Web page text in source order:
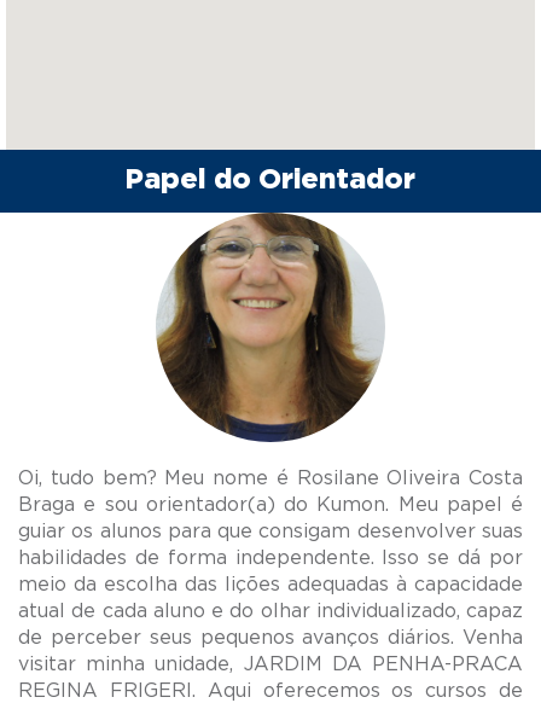
Papel do Orientador
Oi, tudo bem? Meu nome é Rosilane Oliveira Costa
Braga e sou orientador(a) do Kumon. Meu papel é
guiar os alunos para que consigam desenvolver suas
habilidades de forma independente. Isso se dá por
meio da escolha das lições adequadas à capacidade
atual de cada aluno e do olhar individualizado, capaz
de perceber seus pequenos avanços diários. Venha
visitar minha unidade, JARDIM DA PENHA-PRACA
REGINA FRIGERI. Aqui oferecemos os cursos de